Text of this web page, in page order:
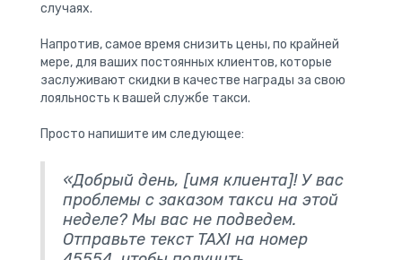
случаях.
Напротив, самое время снизить цены, по крайней
мере, для ваших постоянных клиентов, которые
заслуживают скидки в качестве награды за свою
лояльность к вашей службе такси.
Просто напишите им следующее:
«Добрый день, [имя клиента]! У вас
проблемы с заказом такси на этой
неделе? Мы вас не подведем.
Отправьте текст TAXI на номер